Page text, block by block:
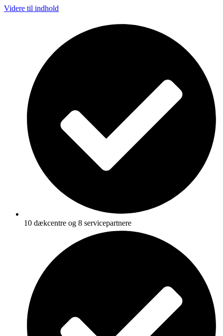
Videre til indhold
10 dækcentre og 8 servicepartnere